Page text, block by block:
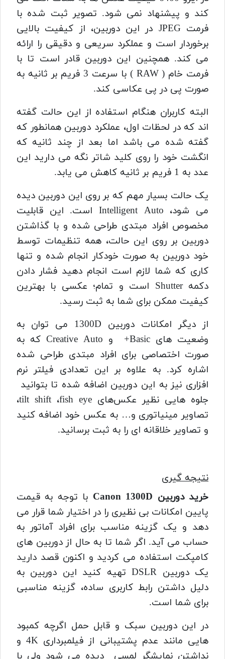
کند و پیشنهاد نمی شود. تصویر ثبت شده با
فرمت JPEG در این دوربین، از کیفیت بالایی
برخوردار است و عملکرد سریعی و دقیقی را ارائه
می کند. همچنین این دوربین قادر است تا با
فرمت خام ( RAW ) با سرعت 3 فریم بر ثانیه به
صورت پی در پی عکاسی کند.
البته کاربران هنگام استفاده از این حالت گفته
اند که در لحظات اول، عملکرد دوربین همانطور که
گفته شده می باشد اما بعد از چند ثانیه که
انگشت خود را روی کلید شاتر نگه می دارید این
عدد به 1 فریم بر ثانیه کاهش می یابد.
یک حالت بسیار مهم که بر روی این دوربین دیده
می شود، Intelligent Auto است. این قابلیت
مخصوص افراد مبتدی طراحی شده و با گذاشتن
دوربین بر روی این حالت، همه تنظیمات توسط
خود دوربین به صورت خودکار انجام شده و تنها
کاری که شما لازم است انجام دهید فشار دادن
دکمه Shutter است و تمام؛ عکسی با بهترین
کیفیت ممکن برای شما به ثبت رسید.
از دیگر امکانات دوربین 1300D می توان به
وضعیت های Basic+ و Creative Auto که به
صورت اختصاصی برای افراد مبتدی طراحی شده
اشاره کرد. به علاوه بر این تعدادی فیلتر نرم
افزاری نیز به این دوربین اضافه شده تا بتوانید
جلوه‌ هایی نظیر عکس‌های tilt shift ،fish eye،
تصاویر مینیاتوری و… به عکس خود اضافه کنید
و تصاویر خلاقانه ای را به ثبت برسانید.
نتیجه گیری
خرید دوربین Canon 1300D
با توجه به قیمت
پایین امکانات بی نظیری را در اختیار شما قرار می
دهد و یک گزینه مناسب برای افراد آماتور به
حساب می آید. اگر شما تا به حال از دوربین های
کامپکت استفاده می کردید و اکنون قصد دارید
یک دوربین DSLR تهیه کنید این دوربین به
دلیل داشتن رابط کاربری ساده، گزینه مناسبی
برای شما است.
در این دوربین سبک و قابل حمل اگرچه کمبود
هایی مانند عدم پشتیبانی از فیلمبرداری 4K و
نداشتن نمایشگر لمسی دیده می شود ولی با